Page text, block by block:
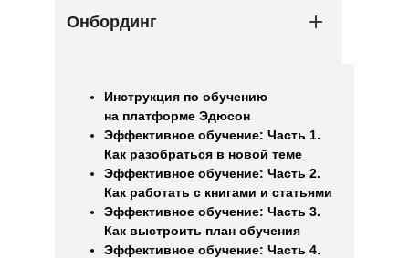
Онбординг
Инструкция по обучению
на платформе Эдюсон
Эффективное обучение: Часть 1.
Как разобраться в новой теме
Эффективное обучение: Часть 2.
Как работать с книгами и статьями
Эффективное обучение: Часть 3.
Как выстроить план обучения
Эффективное обучение: Часть 4.